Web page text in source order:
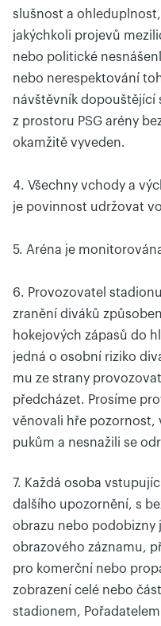
slušnost a
jakýchkoli projevů
nebo politické
nebo nerespektování
návštěvník dopouštějící
z prostoru PSG arény
okamžitě vyveden.
4. Všechny vchody a
je povinnost udržovat
5. Aréna je
6. Provozovatel
zranění diváků
hokejových zápasů do
jedná o osobní riziko
mu ze strany
předcházet. Prosíme
věnovali hře pozornost,
pukům a nesnažili se
7. Každá osoba
dalšího upozornění, s
obrazu nebo podobizny
obrazového záznamu,
pro komerční nebo
zobrazení celé nebo
stadionem,